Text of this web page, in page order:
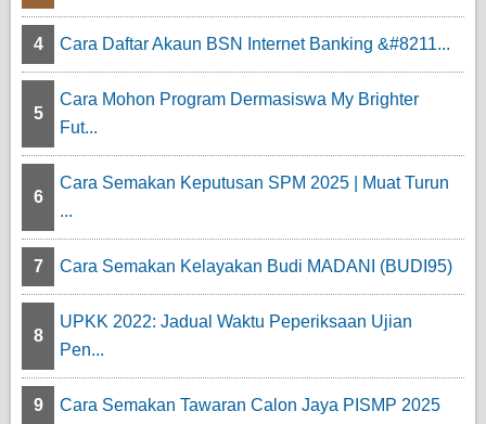
4 Cara Daftar Akaun BSN Internet Banking &#8211...
5
Cara Mohon Program Dermasiswa My Brighter
Fut...
6
Cara Semakan Keputusan SPM 2025 | Muat Turun
...
7 Cara Semakan Kelayakan Budi MADANI (BUDI95)
8
UPKK 2022: Jadual Waktu Peperiksaan Ujian
Pen...
9 Cara Semakan Tawaran Calon Jaya PISMP 2025